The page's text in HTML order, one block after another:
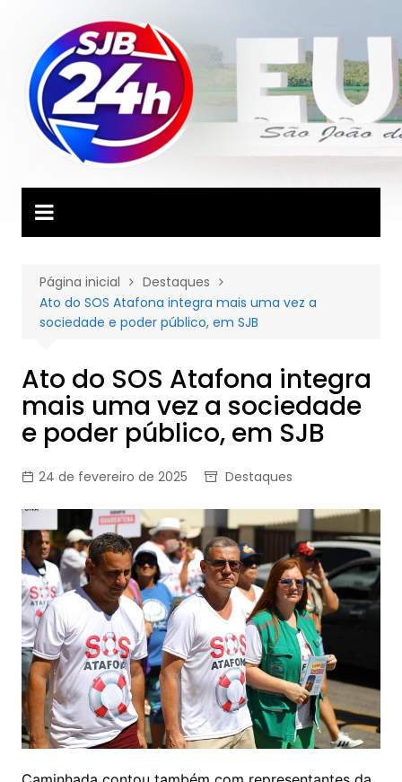
conteúdo
Página inicial
Destaques
Ato do SOS Atafona integra mais uma vez a
sociedade e poder público, em SJB
Ato do SOS Atafona integra
mais uma vez a sociedade
e poder público, em SJB
24 de fevereiro de 2025 Destaques